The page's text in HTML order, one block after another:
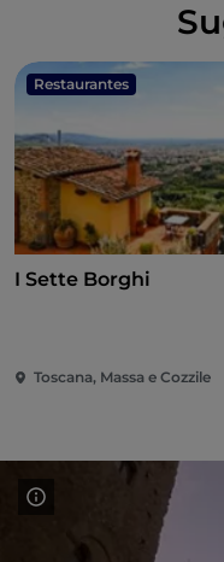
Restaurantes
I Sette Borghi
Toscana, Massa e Cozzile